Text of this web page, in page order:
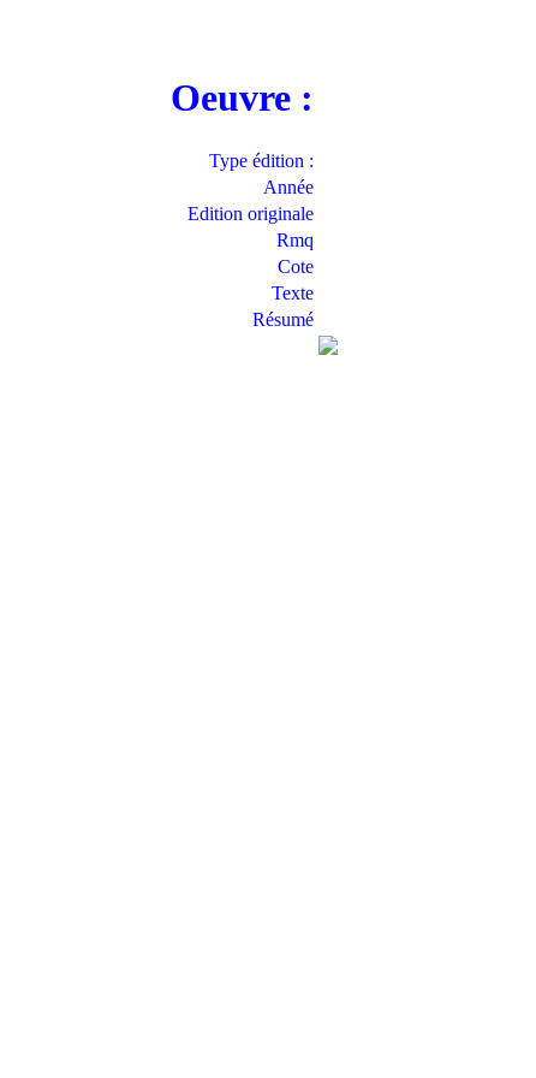
Oeuvre :
Type édition :
Année
Edition originale
Rmq
Cote
Texte
Résumé